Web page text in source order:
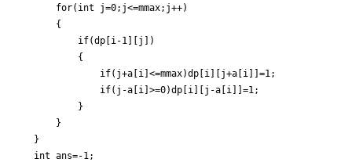
        for(int j=0;j<=mmax;j++)
        {
            if(dp[i-1][j])
            {
                if(j+a[i]<=mmax)dp[i][j+a[i]]=1;
                if(j-a[i]>=0)dp[i][j-a[i]]=1;
            }
        }
    }
    int ans=-1;